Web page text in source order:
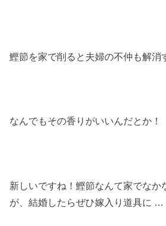
鰹節を家で削ると夫婦の不仲も解消
なんでもその香りがいいんだとか！
新しいですね！鰹節なんて家でなか
が、結婚したらぜひ嫁入り道具に …